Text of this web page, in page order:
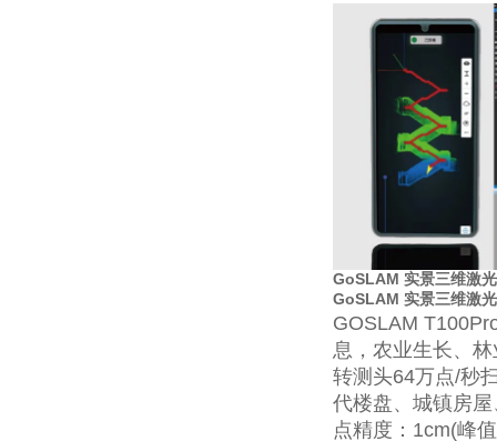
GoSLAM 实景三维激
GoSLAM 实景三维激
GOSLAM
息，农业生长、
转测头64万点/秒
代楼盘、城镇房
点精度：1cm(峰